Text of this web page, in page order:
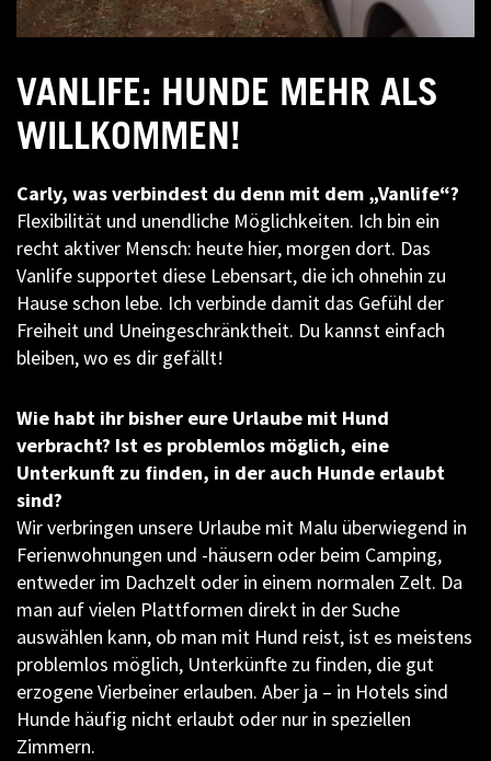
VANLIFE: HUNDE MEHR ALS
WILLKOMMEN!
Carly, was verbindest du denn mit dem „Vanlife“?
Flexibilität und unendliche Möglichkeiten. Ich bin ein
recht aktiver Mensch: heute hier, morgen dort. Das
Vanlife supportet diese Lebensart, die ich ohnehin zu
Hause schon lebe. Ich verbinde damit das Gefühl der
Freiheit und Uneingeschränktheit. Du kannst einfach
bleiben, wo es dir gefällt!
Wie habt ihr bisher eure Urlaube mit Hund
verbracht? Ist es problemlos möglich, eine
Unterkunft zu finden, in der auch Hunde erlaubt
sind?
Wir verbringen unsere Urlaube mit Malu überwiegend in
Ferienwohnungen und -häusern oder beim Camping,
entweder im Dachzelt oder in einem normalen Zelt. Da
man auf vielen Plattformen direkt in der Suche
auswählen kann, ob man mit Hund reist, ist es meistens
problemlos möglich, Unterkünfte zu finden, die gut
erzogene Vierbeiner erlauben. Aber ja – in Hotels sind
Hunde häufig nicht erlaubt oder nur in speziellen
Zimmern.